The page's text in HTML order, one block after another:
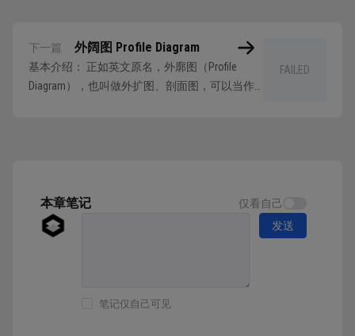
下一篇 外阔图 Profile Diagram
基本介绍： 正如英文原名，外廓图（Profile
Diagram），也叫做外扩图、剖面图，可以当作
FAILED
本章笔记 仅看自己
笔记仅自己可见
发送